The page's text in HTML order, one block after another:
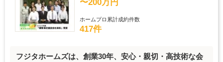
〜200万円
ホームプロ累計成約件数
417件
フジタホームズは、創業30年、安心・親切・高技術な会